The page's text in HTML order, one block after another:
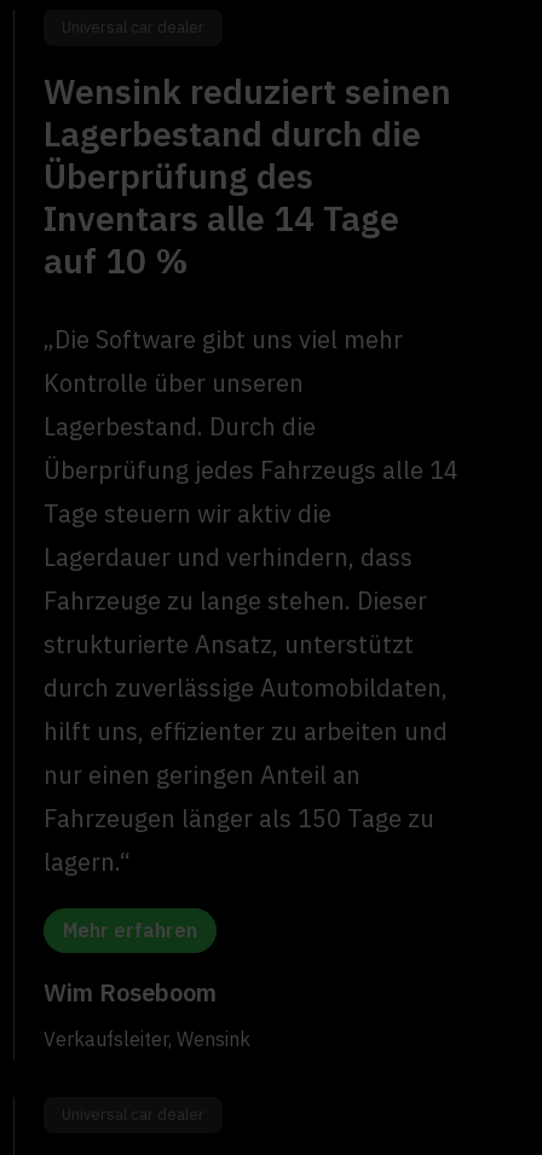
Universal car dealer
Wensink reduziert seinen
Lagerbestand durch die
Überprüfung des
Inventars alle 14 Tage
auf 10 %
„Die Software gibt uns viel mehr
Kontrolle über unseren
Lagerbestand. Durch die
Überprüfung jedes Fahrzeugs alle 14
Tage steuern wir aktiv die
Lagerdauer und verhindern, dass
Fahrzeuge zu lange stehen. Dieser
strukturierte Ansatz, unterstützt
durch zuverlässige Automobildaten,
hilft uns, effizienter zu arbeiten und
nur einen geringen Anteil an
Fahrzeugen länger als 150 Tage zu
lagern.“
Mehr erfahren
Wim Roseboom
Verkaufsleiter, Wensink
Universal car dealer